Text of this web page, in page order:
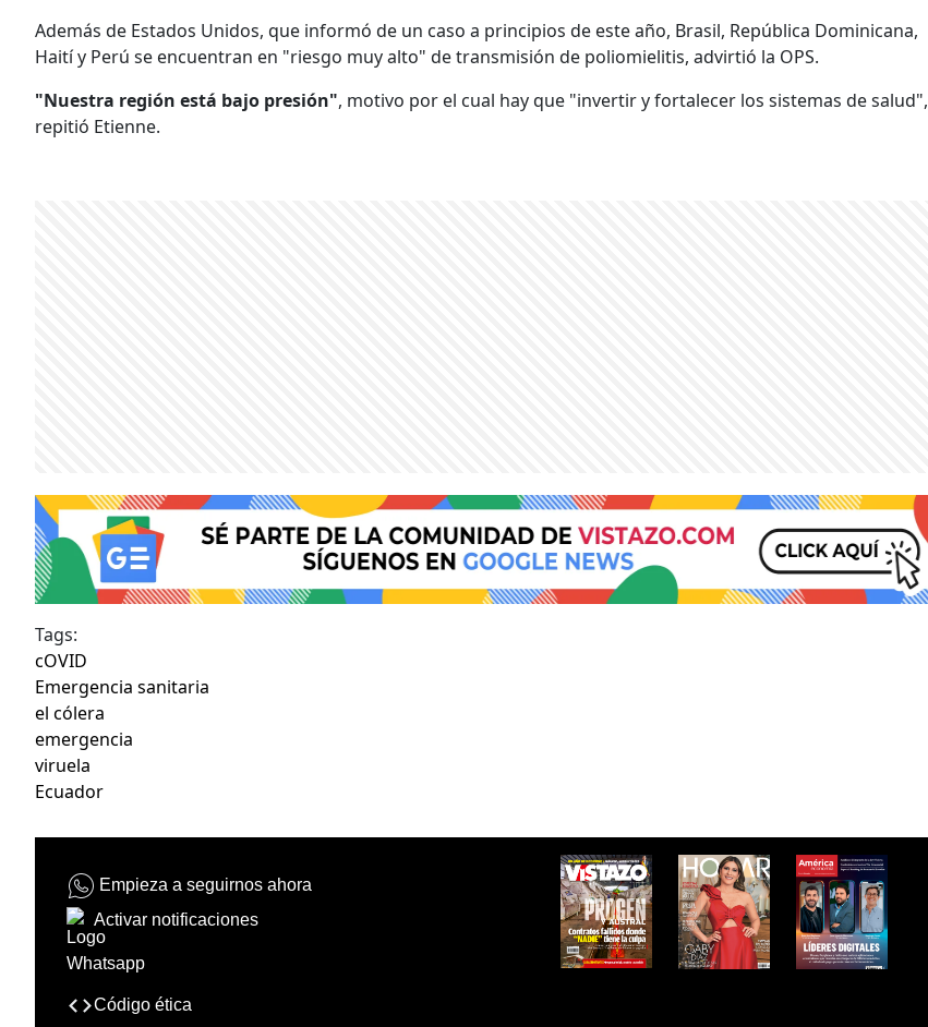
Además de Estados Unidos, que informó de un caso a principios de este año, Brasil, República Dominicana,
Haití y Perú se encuentran en "riesgo muy alto" de transmisión de poliomielitis, advirtió la OPS.
"Nuestra región está bajo presión", motivo por el cual hay que "invertir y fortalecer los sistemas de salud",
repitió Etienne.
Tags:
cOVID
Emergencia sanitaria
el cólera
emergencia
viruela
Ecuador
Empieza a seguirnos ahora
Activar notificaciones
Código ética